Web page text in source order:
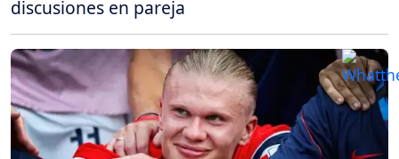
discusiones en pareja